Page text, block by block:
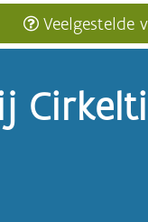
Veelgestelde